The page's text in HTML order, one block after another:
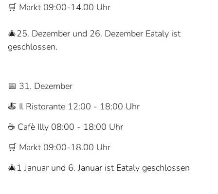
🛒 Markt 09:00-14.00 Uhr
🎄25. Dezember und 26. Dezember Eataly ist
geschlossen.
📅 31. Dezember
🍝 Il Ristorante 12:00 - 18:00 Uhr
☕ Cafè Illy 08:00 - 18:00 Uhr
🛒 Markt 09:00-18.00 Uhr
🎄1 Januar und 6. Januar ist Eataly geschlossen